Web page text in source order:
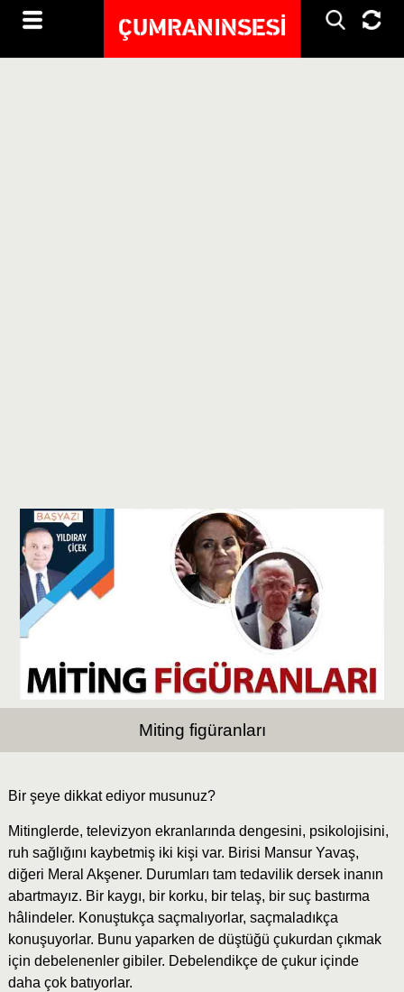
Miting figüranları
Bir şeye dikkat ediyor musunuz?
Mitinglerde, televizyon ekranlarında dengesini, psikolojisini,
ruh sağlığını kaybetmiş iki kişi var. Birisi Mansur Yavaş,
diğeri Meral Akşener. Durumları tam tedavilik dersek inanın
abartmayız. Bir kaygı, bir korku, bir telaş, bir suç bastırma
hâlindeler. Konuştukça saçmalıyorlar, saçmaladıkça
konuşuyorlar. Bunu yaparken de düştüğü çukurdan çıkmak
için debelenenler gibiler. Debelendikçe de çukur içinde
daha çok batıyorlar.